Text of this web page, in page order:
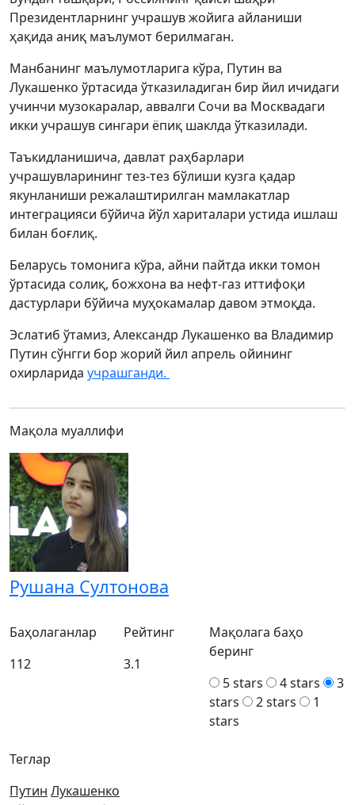
Президентларнинг учрашув жойига айланиши
ҳақида аниқ маълумот берилмаган.
Манбанинг маълумотларига кўра, Путин ва
Лукашенко ўртасида ўтказиладиган бир йил ичидаги
учинчи музокаралар, аввалги Сочи ва Москвадаги
икки учрашув сингари ёпиқ шаклда ўтказилади.
Таъкидланишича, давлат раҳбарлари
учрашувларининг тез-тез бўлиши кузга қадар
якунланиши режалаштирилган мамлакатлар
интеграцияси бўйича йўл хариталари устида ишлаш
билан боғлиқ.
Беларусь томонига кўра, айни пайтда икки томон
ўртасида солиқ, божхона ва нефт-газ иттифоқи
дастурлари бўйича муҳокамалар давом этмоқда.
Эслатиб ўтамиз, Александр Лукашенко ва Владимир
Путин сўнгги бор жорий йил апрель ойининг
охирларида учрашганди.
Мақола муаллифи
Рушана Султонова
Теглар
Путин Лукашенко
Баҳолаганлар
112
Рейтинг
3.1
Мақолага баҳо
беринг
5 stars
4 stars
3
stars
2 stars
1
stars